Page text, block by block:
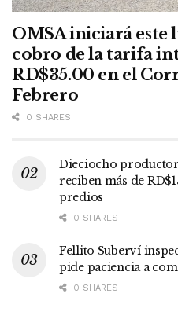
OMSA iniciará este
cobro de la tarifa
RD$35.00 en el
Febrero
0 SHARES
Dieciocho
reciben más de
predios
0 SHARES
Fellito Suberví
pide paciencia a
0 SHARES